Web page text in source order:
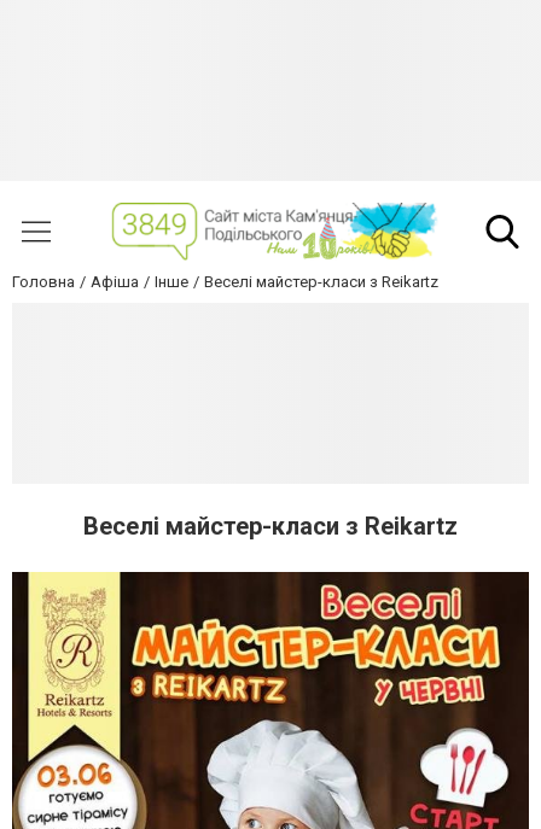
Головна Афіша Інше Веселі майстер-класи з Reikartz
Веселі майстер-класи з Reikartz